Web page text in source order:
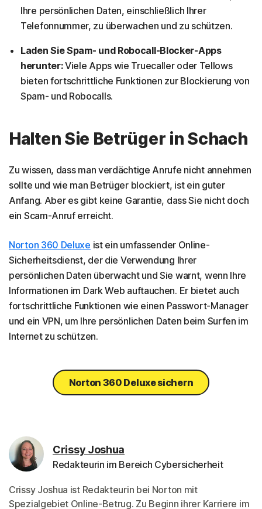
Ihre persönlichen Daten, einschließlich Ihrer
Telefonnummer, zu überwachen und zu schützen.
Laden Sie Spam- und Robocall-Blocker-Apps
herunter:Viele Apps wie Truecaller oder Tellows
bieten fortschrittliche Funktionen zur Blockierung von
Spam- und Robocalls.
Halten Sie Betrüger in Schach
Zu wissen, dass man verdächtige Anrufe nicht annehmen
sollte und wie man Betrüger blockiert, ist ein guter
Anfang. Aber es gibt keine Garantie, dass Sie nicht doch
ein Scam-Anruf erreicht.
Norton 360 Deluxe ist ein umfassender Online-
Sicherheitsdienst, der die Verwendung Ihrer
persönlichen Daten überwacht und Sie warnt, wenn Ihre
Informationen im Dark Web auftauchen. Er bietet auch
fortschrittliche Funktionen wie einen Passwort-Manager
und ein VPN, um Ihre persönlichen Daten beim Surfen im
Internet zu schützen.
Norton 360 Deluxe sichern
Crissy Joshua
Redakteurin im Bereich Cybersicherheit
Crissy Joshua ist Redakteurin bei Norton mit
Spezialgebiet Online-Betrug. Zu Beginn ihrer Karriere im